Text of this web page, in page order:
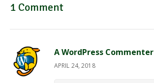
1 Comment
A WordPress Commenter
APRIL 24, 2018